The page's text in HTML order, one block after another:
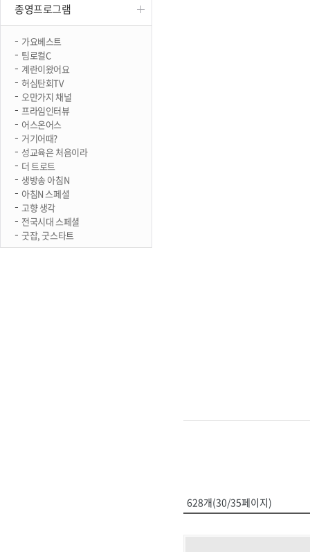
종영프로그램
가요베스트
팀로컬C
계란이왔어요
허심탄회TV
오만가지 채널
프라임인터뷰
어스온어스
거기어때?
성교육은 처음이라
더 트로트
생방송 아침N
아침N 스페셜
고향 생각
전국시대 스페셜
굿잡, 굿스타트
628개(30/35페이지)